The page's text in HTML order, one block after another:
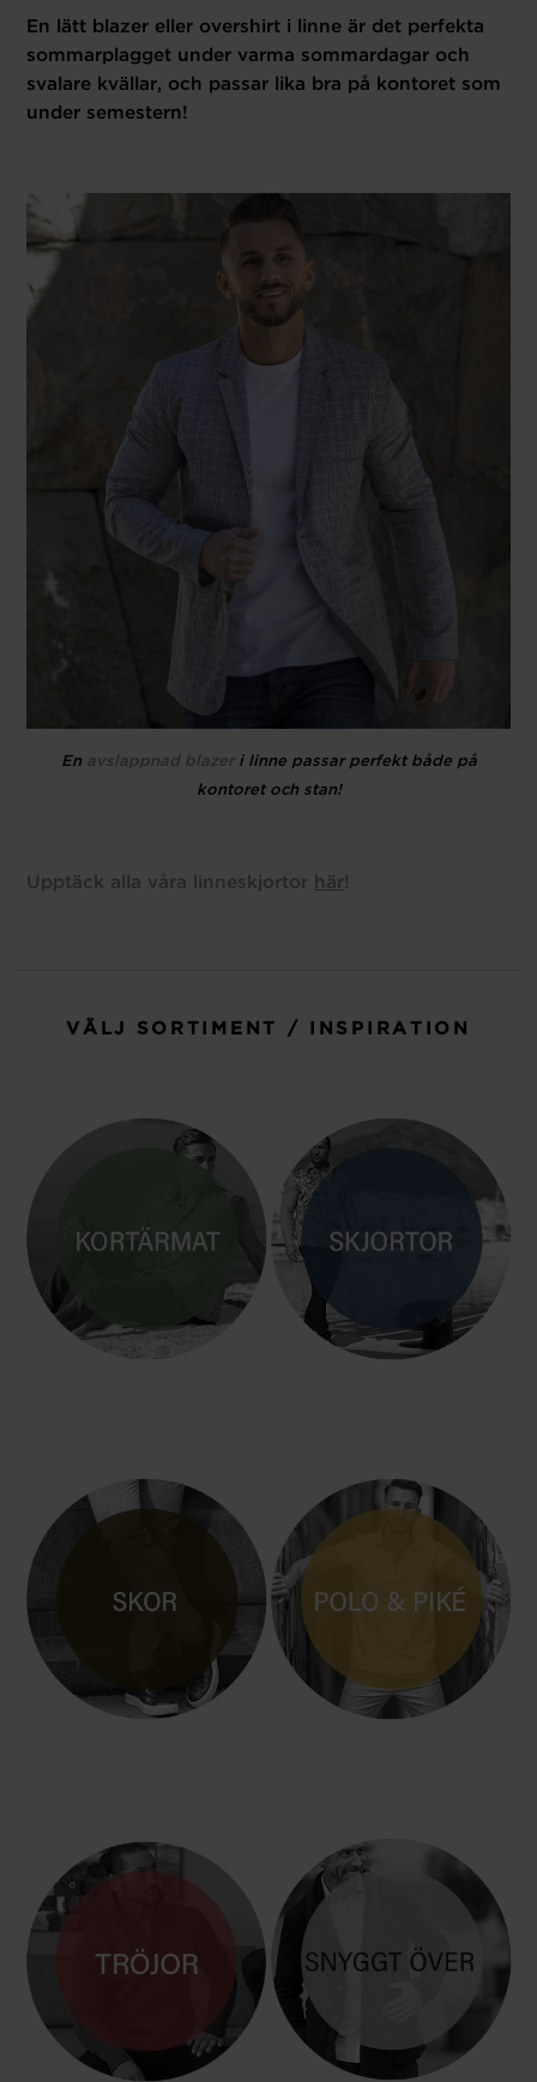
En lätt blazer eller overshirt i linne är det perfekta
sommarplagget under varma sommardagar och
svalare kvällar, och passar lika bra på kontoret som
under semestern!
En avslappnad blazeri linne passar perfekt både på
kontoret och stan!
Upptäck alla våra linneskjortor här!
VÄLJ SORTIMENT / INSPIRATION